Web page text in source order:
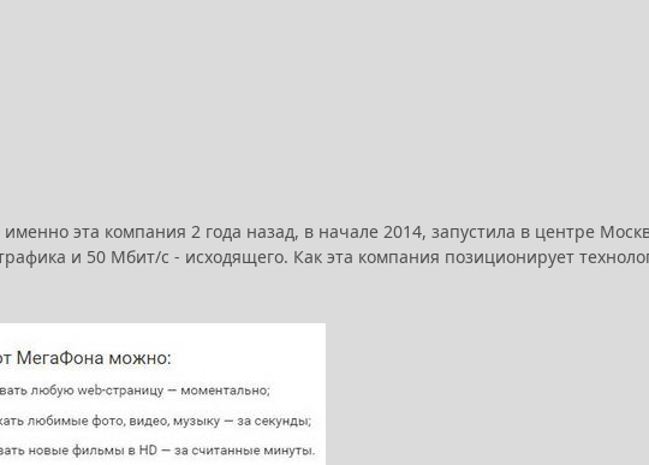
эта компания 2 года назад, в начале 2014, запустила в центре
и 50 Мбит/с - исходящего. Как эта компания позиционирует